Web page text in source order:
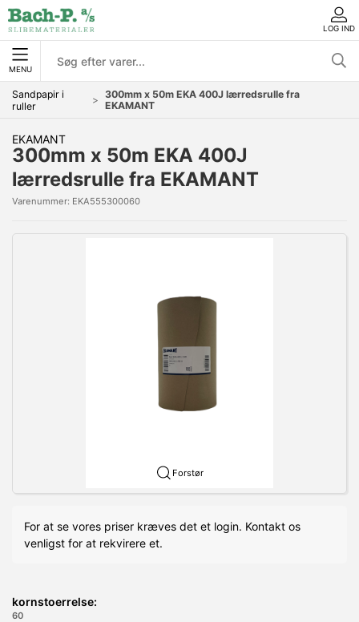
LOG IND
MENU
Sandpapir i
ruller
300mm x 50m EKA 400J lærredsrulle fra
EKAMANT
EKAMANT
300mm x 50m EKA 400J
lærredsrulle fra EKAMANT
Varenummer: EKA555300060
Forstør
For at se vores priser kræves det et login. Kontakt os
venligst for at rekvirere et.
kornstoerrelse:
60